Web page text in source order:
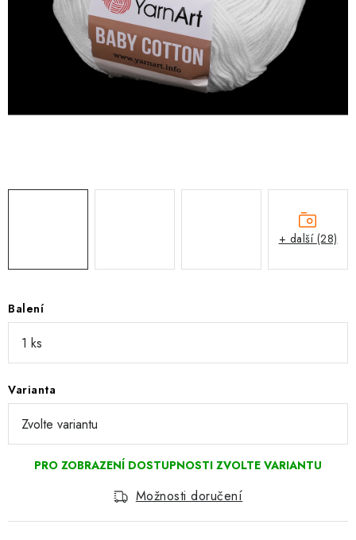
Moje objednávka
Obchodní podmínky
Ochrana osobních údajů
Hodnocení obchodu
Oblíbené produkty
Věrnostní program
Balení
Varianta
Možnosti doručení
+ další (28)